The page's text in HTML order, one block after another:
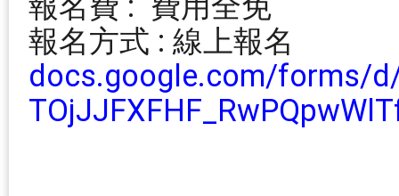
報名方式 : 線上報名
docs.google.com/forms/d/